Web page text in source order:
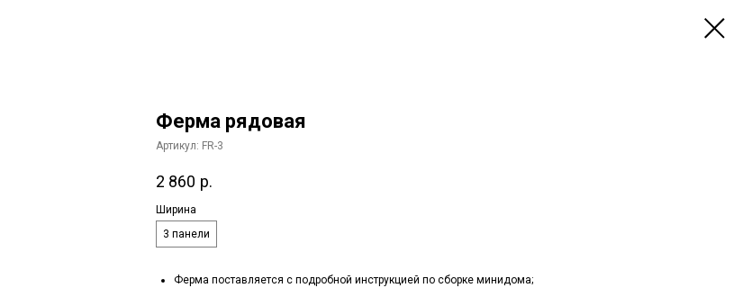
Ферма рядовая
Артикул: FR-3
2 860 р.
Ширина
3 панели
Ферма поставляется с подробной инструкцией по сборке минидома;